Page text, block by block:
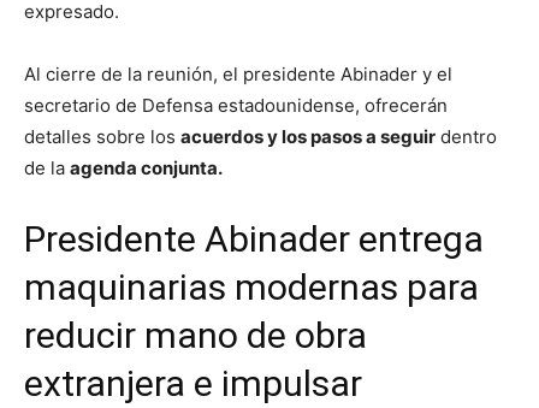
expresado.
Al cierre de la reunión, el presidente Abinader y el
secretario de Defensa estadounidense, ofrecerán
detalles sobre los acuerdos y los pasos a seguir dentro
de la agenda conjunta.
Presidente Abinader entrega
maquinarias modernas para
reducir mano de obra
extranjera e impulsar